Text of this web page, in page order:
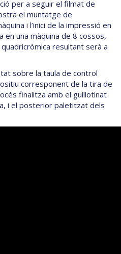
per a seguir el filmat de
el muntatge de
i l’inici de la impressió en
en una màquina de 8 cossos,
resultant serà a
sobre la taula de control
corresponent de la tira de
finalitza amb el guillotinat
i el posterior paletitzat dels